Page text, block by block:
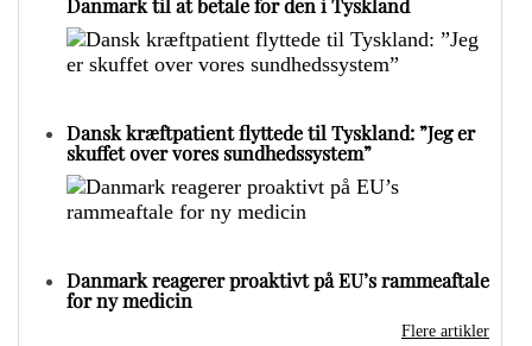
Danmark til at betale for den i Tyskland
Dansk kræftpatient flyttede til Tyskland: ”Jeg er
skuffet over vores sundhedssystem”
Danmark reagerer proaktivt på EU’s rammeaftale
for ny medicin
Flere artikler